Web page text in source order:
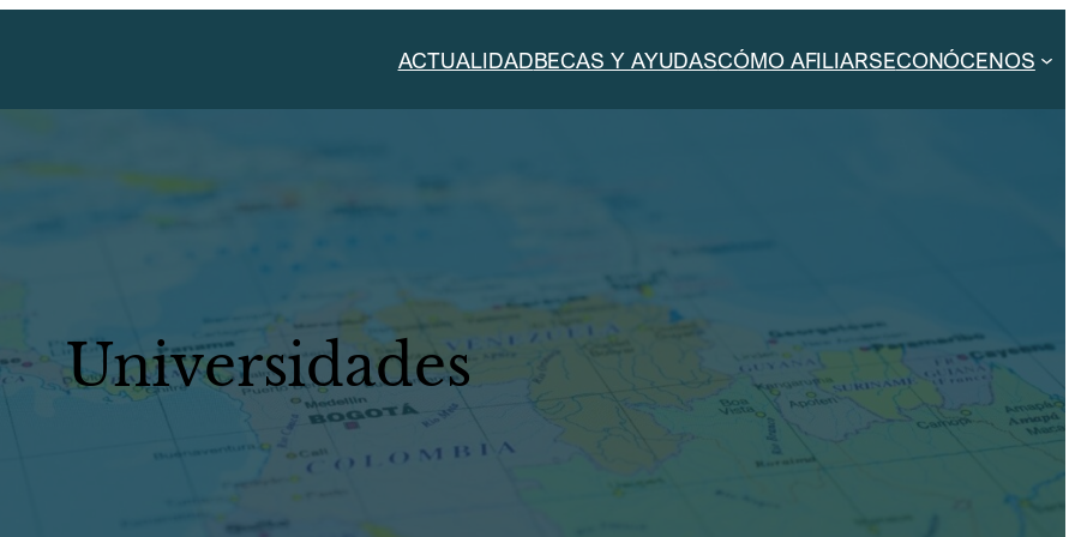
ACTUALIDADBECAS Y AYUDASCÓMO AFILIARSECONÓCENOS
Universidades